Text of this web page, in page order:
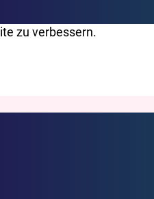
zu verbessern.